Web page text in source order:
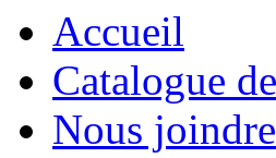
Accueil
Catalogue
Nous joindre